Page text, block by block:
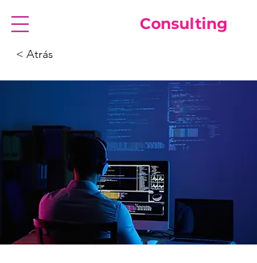
Consulting
< Atrás